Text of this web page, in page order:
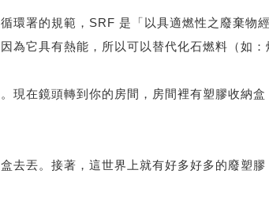
環署的規範，SRF 是「以具適燃性之廢棄物
為它具有熱能，所以可以替代化石燃料（如：
現在鏡頭轉到你的房間，房間裡有塑膠收納
去丟。接著，這世界上就有好多好多的廢塑